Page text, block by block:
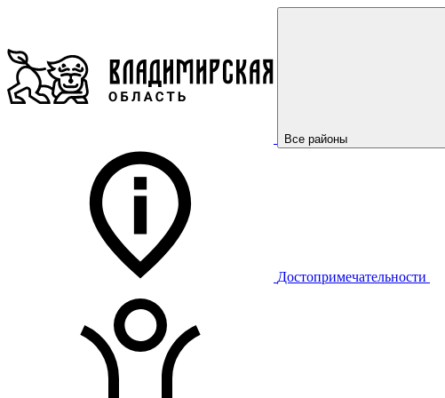
Все районы
Достопримечательности